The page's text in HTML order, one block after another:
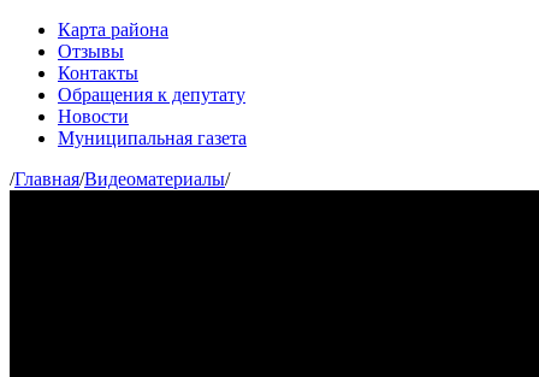
Карта района
Отзывы
Контакты
Обращения к депутату
Новости
Муниципальная газета
/Главная/Видеоматериалы/